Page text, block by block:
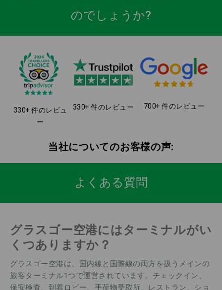
のでしょうか?
330+ 件のレビュ
ー
330+ 件のレビュー 700+ 件のレビュー
当社についてのお客様の声:
よくある質問
グラスゴー空港にはターミナルがい
くつありますか？
グラスゴー空港は、国内線と国際線の両方を扱うメインの
旅客ターミナル1つで運営されています。チェックイン、
保安検査、到着ロビー、手荷物受取所、レストラン、ショ